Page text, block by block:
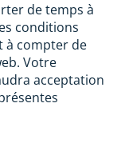
de temps à
conditions
à compter de
Votre
acceptation